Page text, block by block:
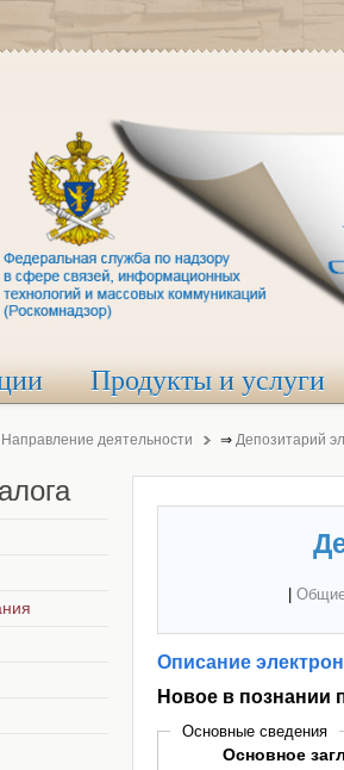
Продукты и услуги
Направление деятельности ⇒ Депозитарий
Описание
Новое в познании
Основные сведения
Основное